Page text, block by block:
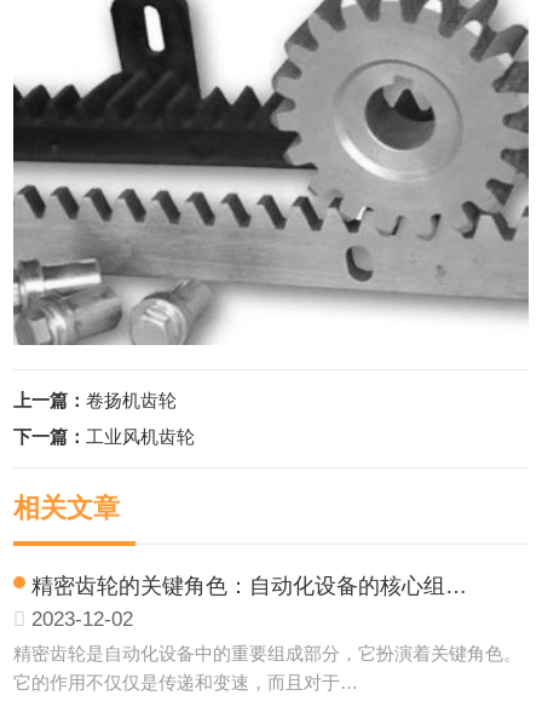
上一篇：卷扬机齿轮
下一篇： 工业风机齿轮
相关文章
精密齿轮的关键角色：自动化设备的核心组…
2023-12-02
精密齿轮是自动化设备中的重要组成部分，它扮演着关键角色。
它的作用不仅仅是传递和变速，而且对于…